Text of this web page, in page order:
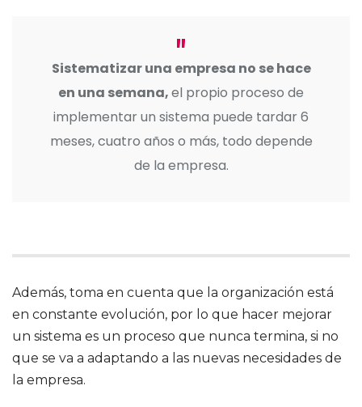
Sistematizar una empresa no se hace
en una semana,el propio proceso de
implementar un sistema puede tardar 6
meses, cuatro años o más, todo depende
de la empresa.
Además, toma en cuenta que la organización está
en constante evolución, por lo que hacer mejorar
un sistema es un proceso que nunca termina, si no
que se va a adaptando a las nuevas necesidades de
la empresa.